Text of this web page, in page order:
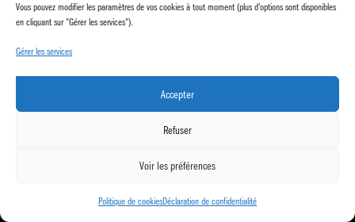
Vous pouvez modifier les paramètres de vos cookies à tout moment (plus d'options sont disponibles
en cliquant sur "Gérer les services").
Gérer les services
Accepter
Refuser
Voir les préférences
Politique de cookiesDéclaration de confidentialité